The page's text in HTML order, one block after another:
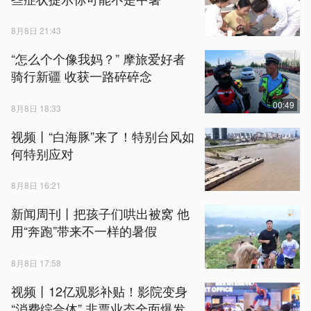
8月8日 21:43
“怎么个个像我妈？” 摩旅爱好者
骑行新疆 收获一路碎碎念
8月8日 18:33 00:49
视频丨“白海豚”来了！特别台风如
何特别应对
8月8日 16:21
新闻周刊丨把孩子们哄出被窝 他
用“奔跑”带来不一样的暑假
8月8日 17:58
视频丨12亿观影补贴！影院变身